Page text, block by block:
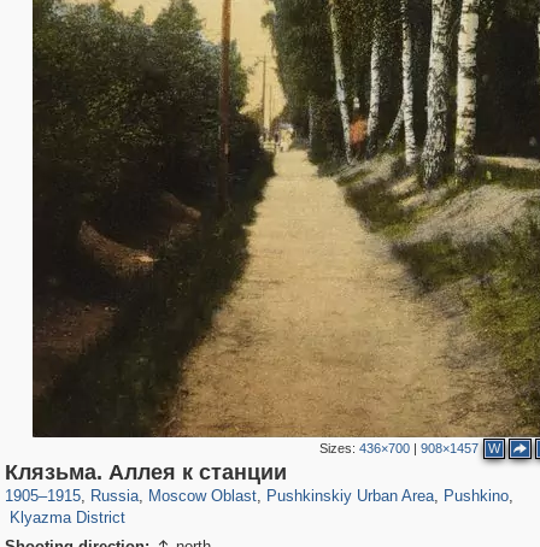
Sizes:436×700 |908×1457 W
Клязьма. Аллея к станции
1905–1915, Russia
1,406,018 29,243
, Moscow Oblast
96,221 1,691
, Pushkinskiy Urban Area
2,544
, Pushkino
24
,
Klyazma District
234 7